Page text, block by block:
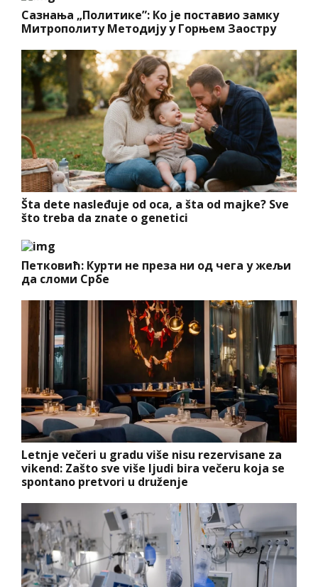
Сазнања „Политике”: Ко је поставио замку
Митрополиту Методију у Горњем Заостру
Šta dete nasleđuje od oca, a šta od majke? Sve
što treba da znate o genetici
Петковић: Курти не преза ни од чега у жељи
да сломи Србе
Letnje večeri u gradu više nisu rezervisane za
vikend: Zašto sve više ljudi bira večeru koja se
spontano pretvori u druženje